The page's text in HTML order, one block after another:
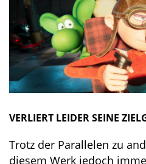
VERLIERT LEIDER SEINE
Trotz der Parallelen zu
diesem Werk jedoch